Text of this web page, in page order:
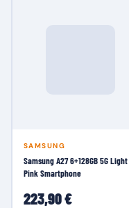
SAMSUNG
Samsung A27 6+128GB 5G Light
Pink Smartphone
223,90 €